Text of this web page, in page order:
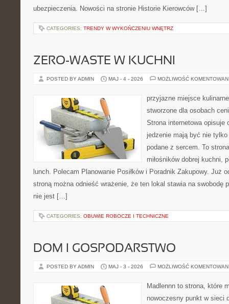
ubezpieczenia. Nowości na stronie Historie Kierowców […]
CATEGORIES: TRENDY W WYKOŃCZENIU WNĘTRZ
ZERO-WASTE W KUCHNI
POSTED BY ADMIN MAJ - 4 - 2026 MOŻLIWOŚĆ
przyjazne miejsce
stworzone dla osobach
Strona internetowa opisuje
jedzenie mają być nie
podane z sercem. To
miłośników dobrej kuchni,
lunch. Polecam Planowanie Posiłków i Poradnik Zakupowy. Już
stroną można odnieść wrażenie, że ten lokal stawia na swobodę
nie jest […]
CATEGORIES: OBUWIE ROBOCZE I TECHNICZNE
DOM I GOSPODARSTWO
POSTED BY ADMIN MAJ - 3 - 2026 MOŻLIWOŚĆ
Madlennn to strona, które
nowoczesny punkt w sieci